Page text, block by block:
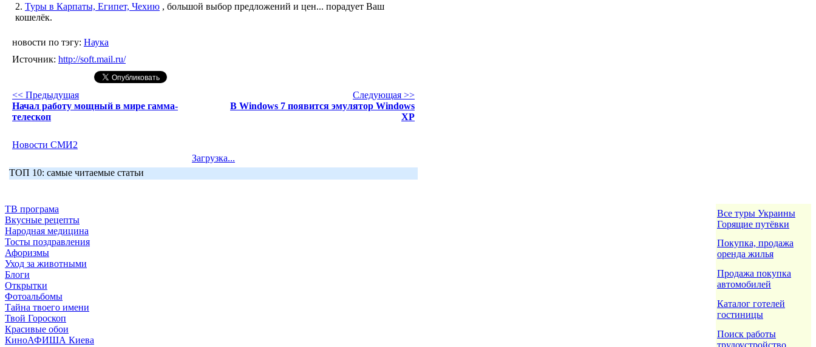
2. Туры в Карпаты, Египет, Чехию , большой выбор предложений и цен... порадует Ваш
кошелёк.
новости по тэгу: Наука
Источник: http://soft.mail.ru/
<< Предыдущая
Начал работу мощный в мире гамма-
телескоп
Следующая >>
В Windows 7 появится эмулятор Windows
XP
Новости СМИ2
Загрузка...
ТОП 10: самые читаемые статьи
ТВ програма
Вкусные рецепты
Народная медицина
Тосты поздравления
Афоризмы
Уход за животными
Блоги
Открытки
Фотоальбомы
Тайна твоего имени
Твой Гороскоп
Красивые обои
КиноАФИША Киева
Все туры Украины
Горящие путёвки
Покупка, продажа
оренда жилья
Продажа покупка
автомобилей
Каталог готелей
гостиницы
Поиск работы
трудоустройство